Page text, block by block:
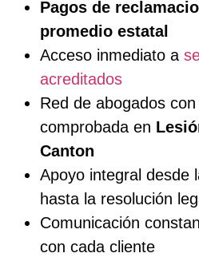
Pagos de
promedio estatal
Acceso inmediato a
acreditados
Red de abogados
comprobada en
Canton
Apoyo integral desde
hasta la resolución
Comunicación
con cada cliente